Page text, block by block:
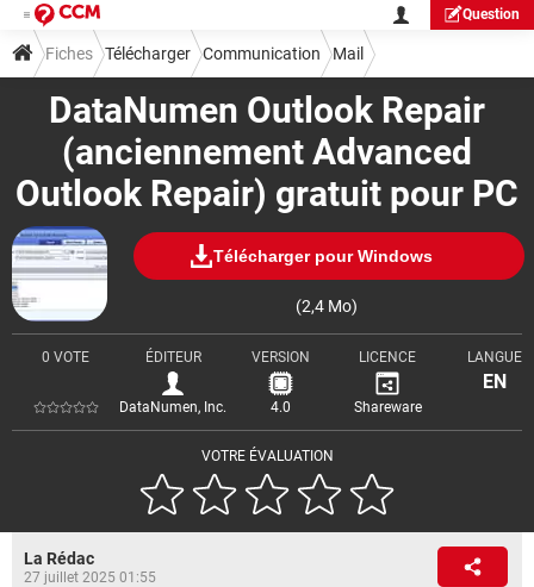
Question
DataNumen Outlook Repair
(anciennement Advanced
Outlook Repair) gratuit pour PC
Télécharger pour Windows
(2,4 Mo)
VOTRE ÉVALUATION
0 VOTE ÉDITEUR
DataNumen, Inc.
VERSION
4.0
LICENCE
Shareware
LANGUE
EN
Fiches Télécharger Communication Mail
La Rédac
27 juillet 2025 01:55